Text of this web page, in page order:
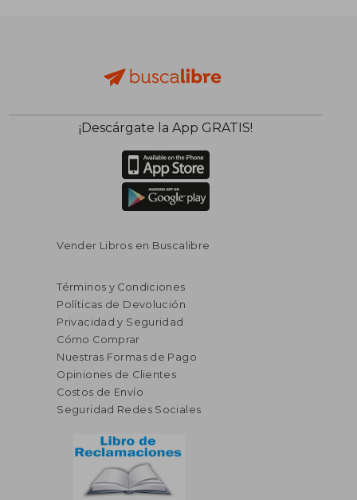
¡Descárgate la App GRATIS!
Vender Libros en Buscalibre
Términos y Condiciones
Políticas de Devolución
Privacidad y Seguridad
Cómo Comprar
Nuestras Formas de Pago
Opiniones de Clientes
Costos de Envío
Seguridad Redes Sociales